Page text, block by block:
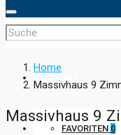
ANBIETER
FAVORITEN 0
Home
Massivhaus 9
Massivhaus 9